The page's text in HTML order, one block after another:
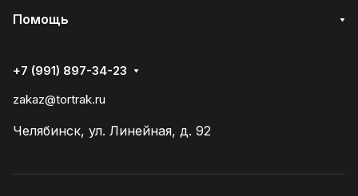
Помощь
+7 (991) 897-34-23
zakaz@tortrak.ru
Челябинск, ул. Линейная, д. 92